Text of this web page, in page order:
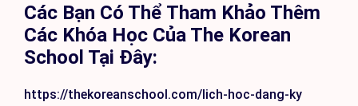
Các Bạn Có Thể Tham Khảo Thêm
Các Khóa Học Của The Korean
School Tại Đây:
https://thekoreanschool.com/lich-hoc-dang-ky